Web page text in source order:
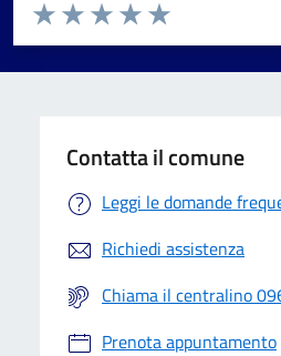
Valuta da 1 a 5 stelle la pagina
Valuta 5 stelle su
Valuta 4 stelle su 5
Valuta 3 stelle su 5
Valuta 2 stelle su 5
Valuta 1 stelle su 5
Contatta il comune
Leggi le domande
Richiedi assistenza
Chiama il centralino
Prenota appuntamento